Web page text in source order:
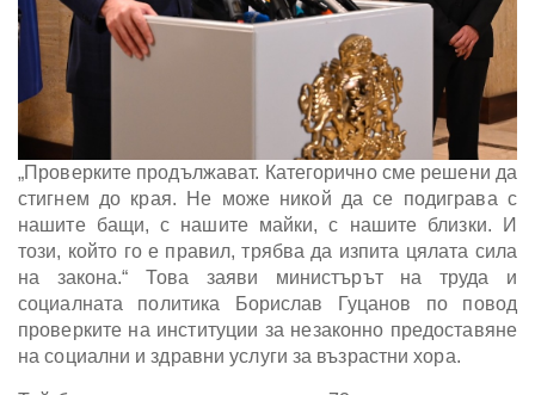
„Проверките продължават. Категорично сме решени да
стигнем до края. Не може никой да се подиграва с
нашите бащи, с нашите майки, с нашите близки. И
този, който го е правил, трябва да изпита цялата сила
на закона.“ Това заяви министърът на труда и
социалната политика Борислав Гуцанов по повод
проверките на институции за незаконно предоставяне
на социални и здравни услуги за възрастни хора.